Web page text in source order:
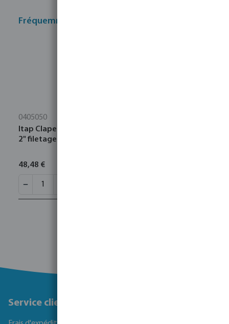
Fréquemment achetés ensemble
0405050
Itap Clapet anti-retour équilibré par ressort laiton
2" filetage femelle 10bar DN50 type York 103
48,48 €
Service client